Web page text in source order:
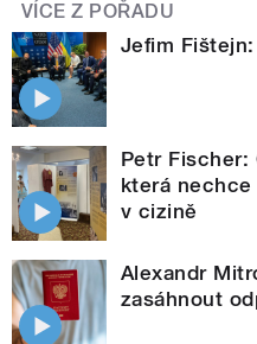
VÍCE Z POŘADU
Jefim
Petr Fischer:
která
v cizině
Alexandr
zasáhnout